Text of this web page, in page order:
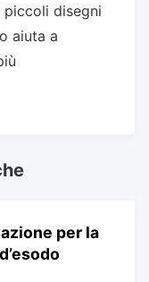
disegni
aiuta a
per la